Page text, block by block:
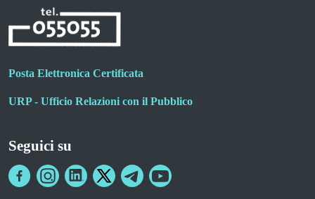
Posta Elettronica Certificata
URP - Ufficio Relazioni con il Pubblico
Seguici su